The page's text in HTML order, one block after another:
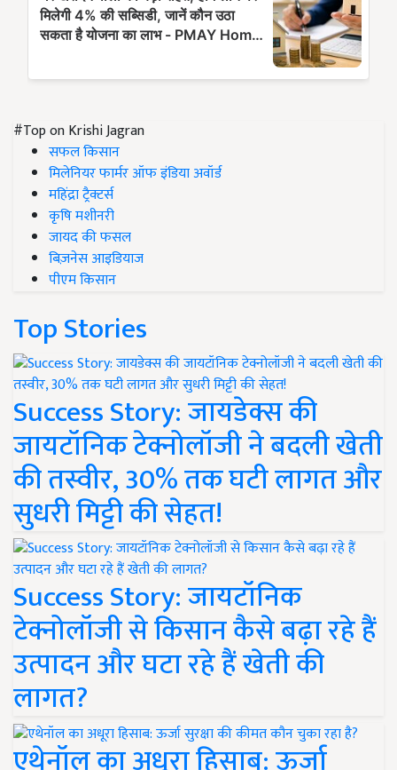
#Top on Krishi Jagran
सफल किसान
मिलेनियर फार्मर ऑफ इंडिया अवॉर्ड
महिंद्रा ट्रैक्टर्स
कृषि मशीनरी
जायद की फसल
बिज़नेस आइडियाज
पीएम किसान
Top Stories
Success Story: जायडेक्स की
जायटॉनिक टेक्नोलॉजी ने बदली खेती
की तस्वीर, 30% तक घटी लागत और
सुधरी मिट्टी की सेहत!
Success Story: जायटॉनिक
टेक्नोलॉजी से किसान कैसे बढ़ा रहे हैं
उत्पादन और घटा रहे हैं खेती की
लागत?